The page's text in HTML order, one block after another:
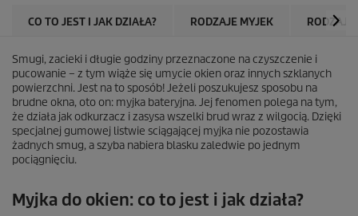
CO TO JEST I JAK DZIAŁA? RODZAJE MYJEK RODZAJE
Smugi, zacieki i długie godziny przeznaczone na czyszczenie i
pucowanie – z tym wiąże się umycie okien oraz innych szklanych
powierzchni. Jest na to sposób! Jeżeli poszukujesz sposobu na
brudne okna, oto on: myjka bateryjna. Jej fenomen polega na tym,
że działa jak odkurzacz i zasysa wszelki brud wraz z wilgocią. Dzięki
specjalnej gumowej listwie sciągającej myjka nie pozostawia
żadnych smug, a szyba nabiera blasku zaledwie po jednym
pociągnięciu.
Myjka do okien: co to jest i jak działa?